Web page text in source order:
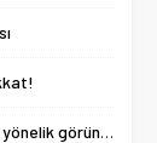
Belediyesi
görüntüleme